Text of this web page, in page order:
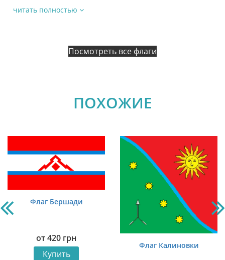
читать полностью
Посмотреть все флаги
ПОХОЖИЕ
Флаг Бершади
от420 грн
Купить
Флаг Калиновки